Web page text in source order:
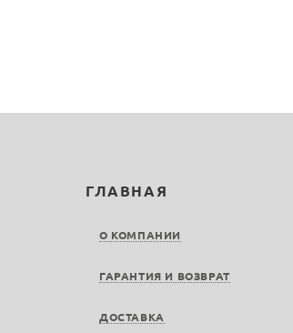
ГЛАВНАЯ
О КОМПАНИИ
ГАРАНТИЯ И ВОЗВРАТ
ДОСТАВКА